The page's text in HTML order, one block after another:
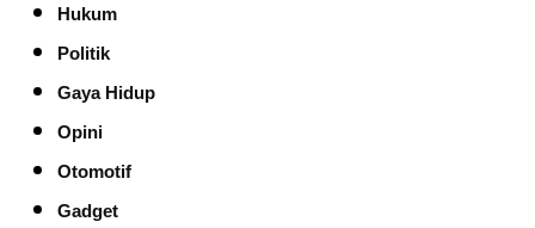
Hukum
Politik
Gaya Hidup
Opini
Otomotif
Gadget